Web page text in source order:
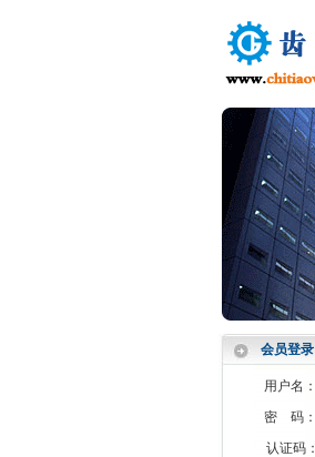
会员登录
用户名：
密 码：
认证码：